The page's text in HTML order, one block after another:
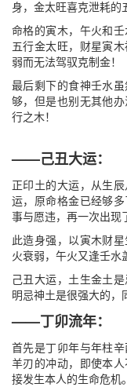
身，金太旺喜克泄耗的
命格的寅木，午火和
五行金太旺，财星寅
弱而无法驾驭克制金！
最后剩下的食神壬水
够，但是也别无其他
行之木！
——己丑大运：
正印土的大运，从生
运，原命格金已经够
事与愿违，再一次出现
此造身强，以寅木财
火衰弱，午火又逢壬水
己丑大运，土生金土
明忌神土是很强大的，
——丁卯流年：
首先是丁卯年与年柱
羊刃的冲动，即使本
接发生本人的生命危机。